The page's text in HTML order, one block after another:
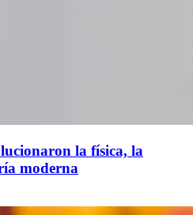
la física, la
moderna